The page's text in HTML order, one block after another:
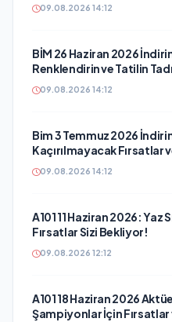
09.08.2026 14:12
BİM 26 Haziran 2026
Renklendirin ve Tatilin
09.08.2026 14:12
Bim 3 Temmuz 2026
Kaçırılmayacak Fırsatlar
09.08.2026 14:12
A101 11 Haziran 2026: Yaz
Fırsatlar Sizi Bekliyor!
09.08.2026 12:12
A101 18 Haziran 2026
Şampiyonlar İçin